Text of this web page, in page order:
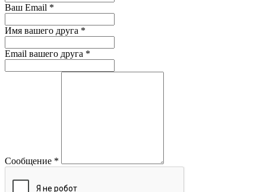
Ваш Email *
Имя вашего друга *
Email вашего друга *
Сообщение *